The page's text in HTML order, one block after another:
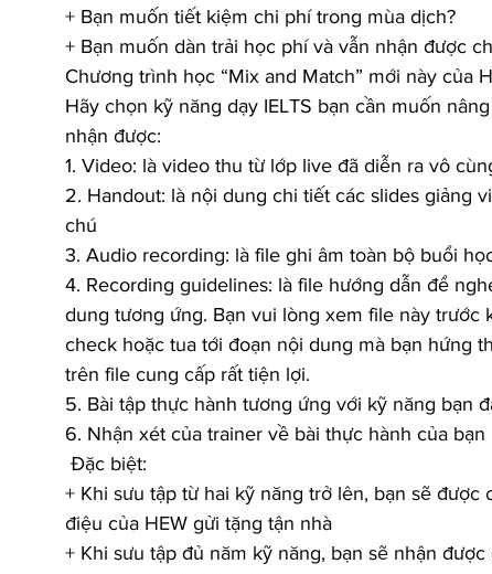
+ Bạn muốn tiết kiệm chi phí trong mùa dịch?
+ Bạn muốn dàn trải học phí và vẫn nhận được
Chương trình học “Mix and Match” mới này của
Hãy chọn kỹ năng dạy IELTS bạn cần muốn
nhận được:
1. Video: là video thu từ lớp live đã diễn ra vô
2. Handout: là nội dung chi tiết các slides giảng
chú
3. Audio recording: là file ghi âm toàn bộ buổi
4. Recording guidelines: là file hướng dẫn để
dung tương ứng. Bạn vui lòng xem file này trước
check hoặc tua tới đoạn nội dung mà bạn hứng
trên file cung cấp rất tiện lợi.
5. Bài tập thực hành tương ứng với kỹ năng bạn
6. Nhận xét của trainer về bài thực hành của bạn
Đặc biệt:
+ Khi sưu tập từ hai kỹ năng trở lên, bạn sẽ
điệu của HEW gửi tặng tận nhà
+ Khi sưu tập đủ năm kỹ năng, bạn sẽ nhận